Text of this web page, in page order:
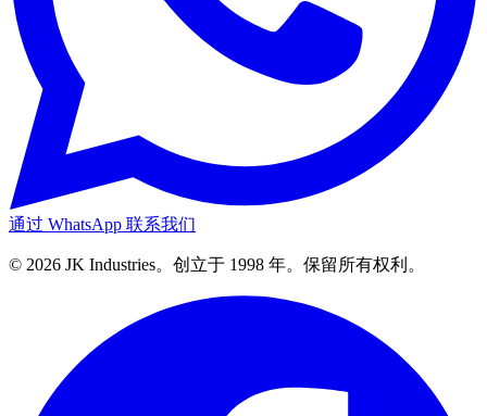
通过 WhatsApp 联系我们
© 2026 JK Industries。创立于 1998 年。保留所有权利。